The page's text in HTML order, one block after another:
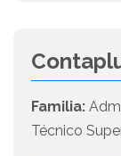
Familia:
Técnico